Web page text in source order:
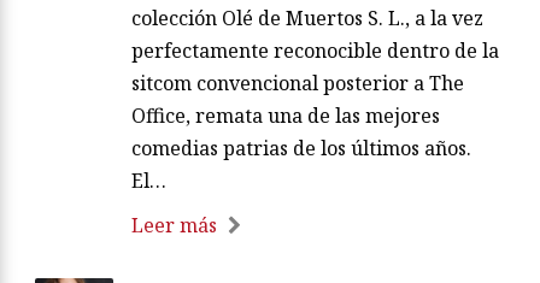
colección Olé de Muertos S. L., a la vez
perfectamente reconocible dentro de la
sitcom convencional posterior a The
Office, remata una de las mejores
comedias patrias de los últimos años.
El…
Leer más